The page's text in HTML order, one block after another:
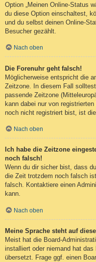
Option „Meinen Online-Status
du diese Option einschaltest,
und du selbst deinen Online-
Besucher gezählt.
Nach oben
Die Forenuhr geht falsch!
Möglicherweise entspricht die
Zeitzone. In diesem Fall
passende Zeitzone
kann dabei nur von
noch nicht registriert bist, ist
Nach oben
Ich habe die Zeitzone
noch falsch!
Wenn du dir sicher bist, dass
die Zeit trotzdem noch falsch
falsch. Kontaktiere einen
kann.
Nach oben
Meine Sprache steht auf
Meist hat die Board-
installiert oder niemand hat
übersetzt. Frage ggf. einen